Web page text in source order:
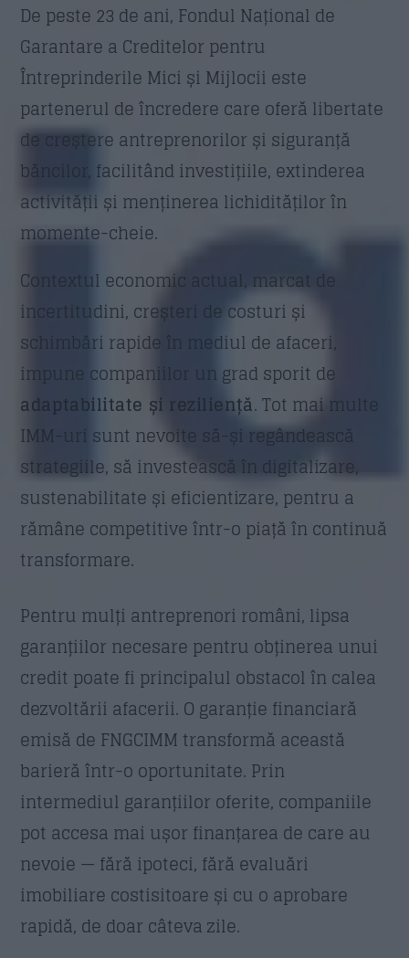
Trimite
De peste 23 de ani, Fondul Național de
Garantare a Creditelor pentru
Întreprinderile Mici și Mijlocii este
partenerul de încredere care oferă libertate
de creștere antreprenorilor și siguranță
băncilor, facilitând investițiile, extinderea
activității și menținerea lichidităților în
momente-cheie.
Contextul economic actual, marcat de
incertitudini, creșteri de costuri și
schimbări rapide în mediul de afaceri,
impune companiilor un grad sporit de
adaptabilitate și reziliență. Tot mai multe
IMM-uri sunt nevoite să-și regândească
strategiile, să investească în digitalizare,
sustenabilitate și eficientizare, pentru a
rămâne competitive într-o piață în continuă
transformare.
Pentru mulți antreprenori români, lipsa
garanțiilor necesare pentru obținerea unui
credit poate fi principalul obstacol în calea
dezvoltării afacerii. O garanție financiară
emisă de FNGCIMM transformă această
barieră într-o oportunitate. Prin
intermediul garanțiilor oferite, companiile
pot accesa mai ușor finanțarea de care au
nevoie — fără ipoteci, fără evaluări
imobiliare costisitoare și cu o aprobare
rapidă, de doar câteva zile.